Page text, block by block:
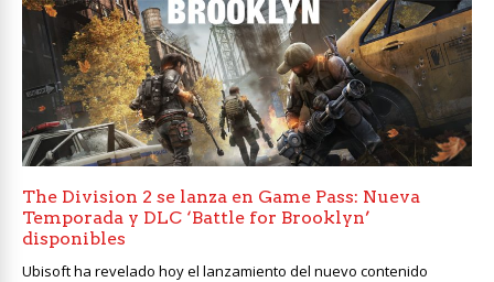
The Division 2 se lanza en Game Pass: Nueva
Temporada y DLC ‘Battle for Brooklyn’
disponibles
Ubisoft ha revelado hoy el lanzamiento del nuevo contenido